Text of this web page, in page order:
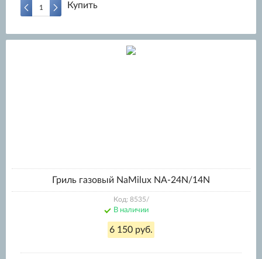
Купить
Гриль газовый NaMilux NA-24N/14N
Код: 8535/
В наличии
6 150 руб.